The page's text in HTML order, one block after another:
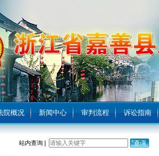
院概况 新闻中心 审判流程 诉讼指南
站内查询 |